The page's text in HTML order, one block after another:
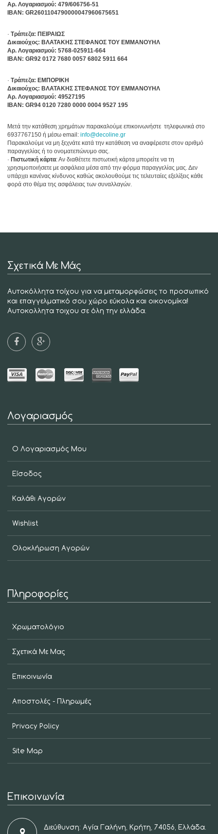
Αρ. Λογαριασμού: 479/606756-51
IBAN: GR2601104790000047960675651
· Τράπεζα: ΠΕΙΡΑΙΩΣ
Δικαιούχος: ΒΛΑΤΑΚΗΣ ΣΤΕΦΑΝΟΣ ΤΟΥ ΕΜΜΑΝΟΥΗΛ
Αρ. Λογαριασμού: 5768-025911-664
IBAN: GR92 0172 7680 0057 6802 5911 664
· Τράπεζα: ΕΜΠΟΡΙΚΗ
Δικαιούχος: ΒΛΑΤΑΚΗΣ ΣΤΕΦΑΝΟΣ ΤΟΥ ΕΜΜΑΝΟΥΗΛ
Αρ. Λογαριασμού: 49527195
IBAN: GR94 0120 7280 0000 0004 9527 195
Μετά την κατάθεση χρημάτων παρακαλούμε επικοινωνήστε τηλεφωνικά στο
6937767150 ή μέσω email: info@decoline.gr
Παρακαλούμε να μη ξεχνάτε κατά την κατάθεση να αναφέρεστε στον αριθμό
παραγγελίας ή το ονοματεπώνυμο σας.
· Πιστωτική κάρτα: Αν διαθέτετε πιστωτική κάρτα μπορείτε να τη
χρησιμοποιήσετε με ασφάλεια μέσα από την φόρμα παραγγελίας μας. Δεν
υπάρχει κανένας κίνδυνος καθώς ακολουθούμε τις τελευταίες εξελίξεις κάθε
φορά στο θέμα της ασφάλειας των συναλλαγών.
Σχετικά Με Μάς
Αυτοκόλλητα τοίχου για να μεταμορφώσεις το προσωπικό
και επαγγελματικό σου χώρο εύκολα και οικονομίκα!
Αυτοκολλητα τοιχου σε όλη την ελλάδα.
Λογαριασμός
Ο Λογαριασμός Μου
Είσοδος
Καλάθι Αγορών
Wishlist
Ολοκλήρωση Αγορών
Πληροφορίες
Χρωματολόγιο
Σχετικά Με Μας
Επικοινωνία
Αποστολές - Πληρωμές
Privacy Policy
Site Map
Επικοινωνία
Διεύθυνση: Αγία Γαλήνη, Κρήτη, 74056, Ελλάδα.